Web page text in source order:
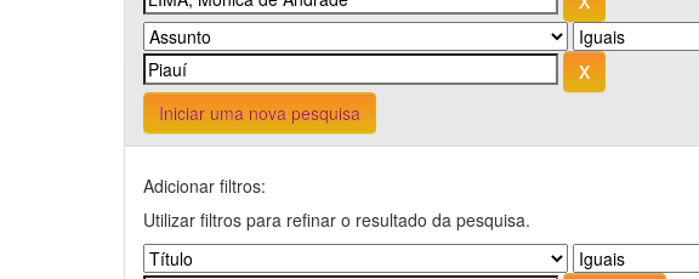
Iniciar uma nova pesquisa
Adicionar filtros:
Utilizar filtros para refinar o resultado da pesquisa.